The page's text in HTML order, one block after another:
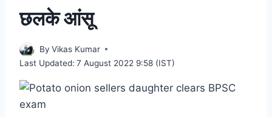
छलके आंसू
By Vikas Kumar
Last Updated: 7 August 2022 9:58 (IST)